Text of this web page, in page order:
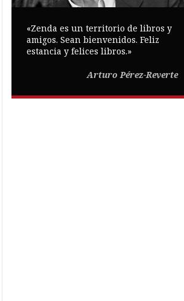
«Zenda es un territorio de libros y
amigos. Sean bienvenidos. Feliz
estancia y felices libros.»
Arturo Pérez-Reverte